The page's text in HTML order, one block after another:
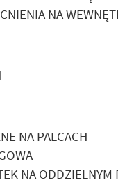
NA
NA PALCACH
NA ODDZIELNYM